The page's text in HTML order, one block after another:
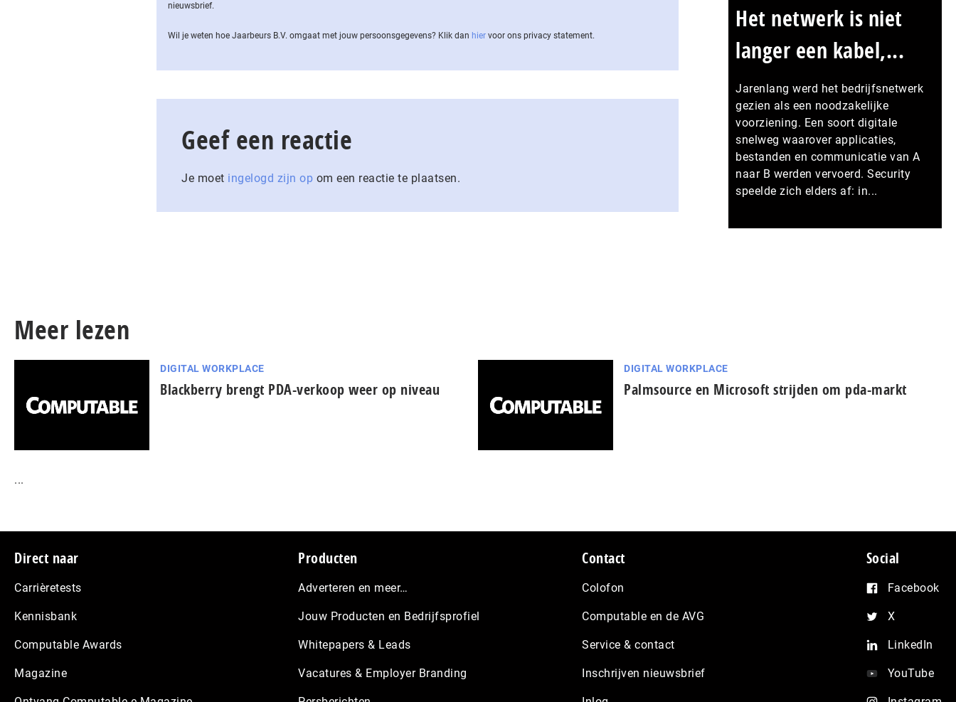
nieuwsbrief.
Wil je weten hoe Jaarbeurs B.V. omgaat met jouw per­soons­ge­ge­vens? Klik dan hier voor ons privacy statement.
Geef een reactie
Je moet ingelogd zijn op om een reactie te plaatsen.
Het netwerk is niet
langer een kabel,...
Jarenlang werd het bedrijfsnetwerk
gezien als een noodzakelijke
voorziening. Een soort digitale
snelweg waarover applicaties,
bestanden en communicatie van A
naar B werden vervoerd. Security
speelde zich elders af: in...
Meer lezen
DIGITAL WORKPLACE
Blackberry brengt PDA-verkoop weer op niveau
DIGITAL WORKPLACE
Palmsource en Microsoft strijden om pda-markt
...
Footer
Direct naar
Carrièretests
Kennisbank
Computable Awards
Magazine
Producten
Adverteren en meer…
Jouw Producten en Bedrijfsprofiel
Whitepapers & Leads
Vacatures & Employer Branding
Contact
Colofon
Computable en de AVG
Service & contact
Inschrijven nieuwsbrief
Social
Facebook
X
LinkedIn
YouTube